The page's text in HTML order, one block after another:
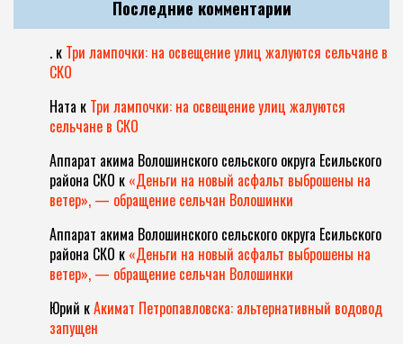
Последние комментарии
. к Три лампочки: на освещение улиц жалуются сельчане в
СКО
Ната к Три лампочки: на освещение улиц жалуются
сельчане в СКО
Аппарат акима Волошинского сельского округа Есильского
района СКО к «Деньги на новый асфальт выброшены на
ветер», — обращение сельчан Волошинки
Аппарат акима Волошинского сельского округа Есильского
района СКО к «Деньги на новый асфальт выброшены на
ветер», — обращение сельчан Волошинки
Юрий кАкимат Петропавловска: альтернативный водовод
запущен